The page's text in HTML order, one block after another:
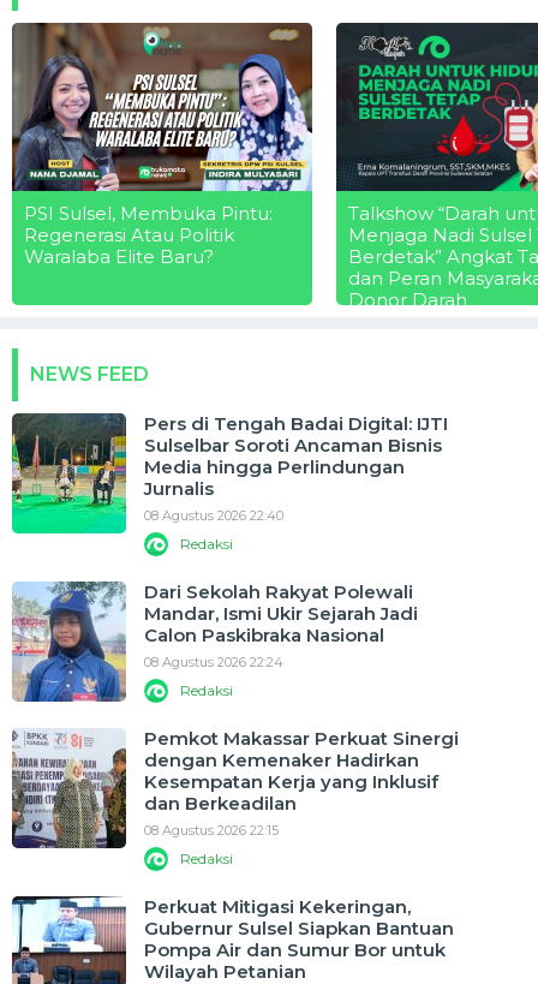
PSI Sulsel, Membuka Pintu:
Regenerasi Atau Politik
Waralaba Elite Baru?
Talkshow “Darah
Menjaga Nadi Sulsel
Berdetak” Angkat
dan Peran
Donor Darah
NEWS FEED
Pers di Tengah Badai Digital: IJTI
Sulselbar Soroti Ancaman Bisnis
Media hingga Perlindungan
Jurnalis
08 Agustus 2026 22:40
Redaksi
Dari Sekolah Rakyat Polewali
Mandar, Ismi Ukir Sejarah Jadi
Calon Paskibraka Nasional
08 Agustus 2026 22:24
Redaksi
Pemkot Makassar Perkuat Sinergi
dengan Kemenaker Hadirkan
Kesempatan Kerja yang Inklusif
dan Berkeadilan
08 Agustus 2026 22:15
Redaksi
Perkuat Mitigasi Kekeringan,
Gubernur Sulsel Siapkan Bantuan
Pompa Air dan Sumur Bor untuk
Wilayah Petanian